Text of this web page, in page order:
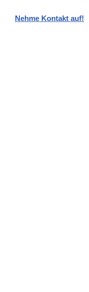
Nehme Kontakt auf!